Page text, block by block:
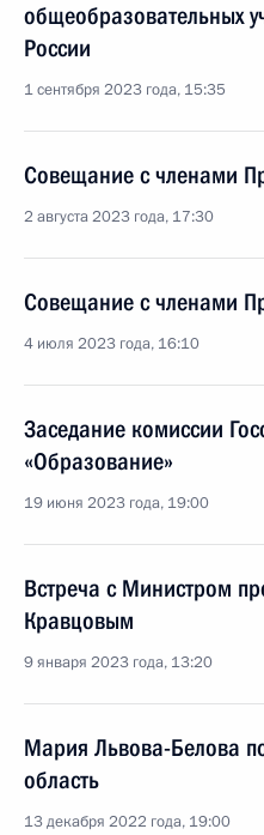
общеобразовательных
России
1 сентября 2023 года, 15:35
Совещание с членами
2 августа 2023 года, 17:30
Совещание с членами
4 июля 2023 года, 16:10
Заседание комиссии
«Образование»
19 июня 2023 года, 19:00
Встреча с Министром
Кравцовым
9 января 2023 года, 13:20
Мария Львова-Белова
область
13 декабря 2022 года, 19:00